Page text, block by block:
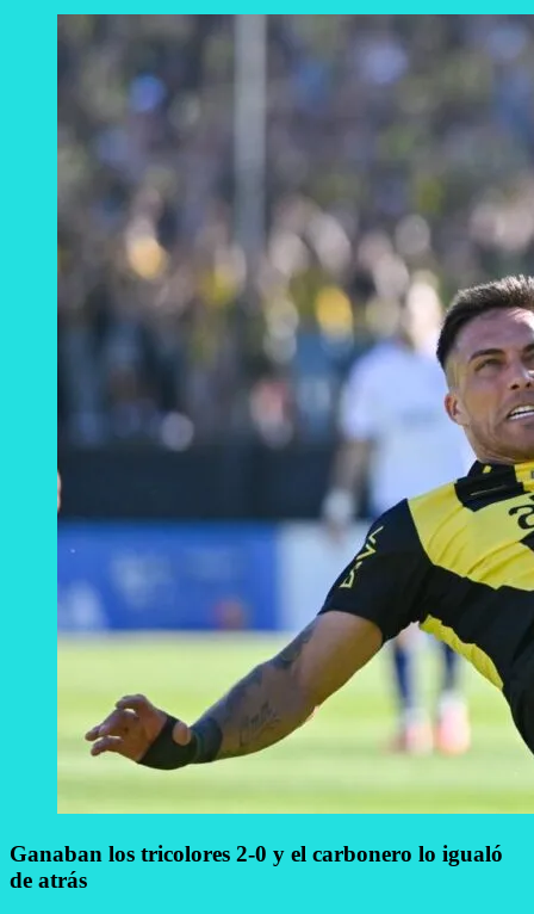
Ganaban los tricolores 2-0 y el carbonero lo igualó
de atrás